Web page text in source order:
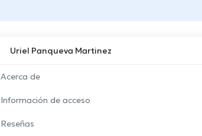
Uriel Panqueva Martinez
Acerca de
Información de acceso
Reseñas